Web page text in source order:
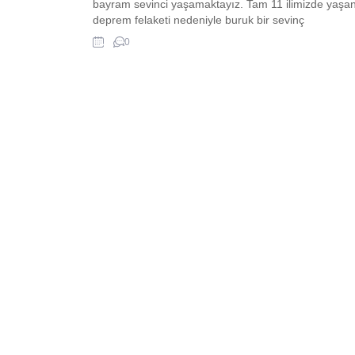
bayram sevinci yaşamaktayız. Tam 11 ilimizde
deprem felaketi nedeniyle buruk bir sevinç
yaşamaktayız. Aradan koca 1 yıl geçmiş olsa da
hala insanlarımızın içinde yaşamaktadır. Sizler için
0